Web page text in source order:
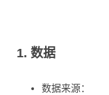
1. 数据
数据来源：